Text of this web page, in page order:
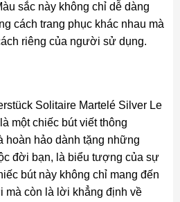
sắc này không chỉ dễ dàng
cách trang phục khác nhau mà
riêng của người sử dụng.
Solitaire Martelé Silver Le
một chiếc bút viết thông
hảo dành tặng những
đời bạn, là biểu tượng của sự
bút này không chỉ mang đến
mà còn là lời khẳng định về